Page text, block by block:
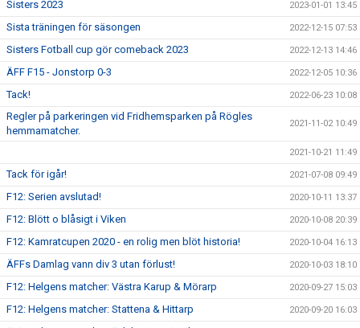
Sisters 2023 2023-01-01 13:45
Sista träningen för säsongen 2022-12-15 07:53
Sisters Fotball cup gör comeback 2023 2022-12-13 14:46
ÄFF F15 - Jonstorp 0-3 2022-12-05 10:36
Tack! 2022-06-23 10:08
Regler på parkeringen vid Fridhemsparken på Rögles
hemmamatcher.
2021-11-02 10:49
2021-10-21 11:49
Tack för igår! 2021-07-08 09:49
F12: Serien avslutad! 2020-10-11 13:37
F12: Blött o blåsigt i Viken 2020-10-08 20:39
F12: Kamratcupen 2020 - en rolig men blöt historia! 2020-10-04 16:13
ÄFFs Damlag vann div 3 utan förlust! 2020-10-03 18:10
F12: Helgens matcher: Västra Karup & Mörarp 2020-09-27 15:03
F12: Helgens matcher: Stattena & Hittarp 2020-09-20 16:03